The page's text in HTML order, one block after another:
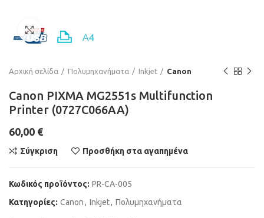
Μεγέθυνση
Αρχική σελίδα Πολυμηχανήματα Inkjet Canon
Canon PIXMA MG2551s Multifunction
Printer (0727C066AA)
60,00 €
Σύγκριση Προσθήκη στα αγαπημένα
Κωδικός προϊόντος: PR-CA-005
Κατηγορίες: Canon, Inkjet, Πολυμηχανήματα